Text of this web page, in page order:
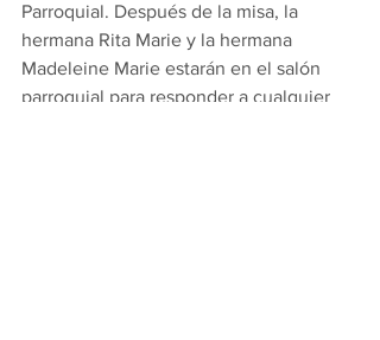
Parroquial. Después de la misa, la
hermana Rita Marie y la hermana
Madeleine Marie estarán en el salón
parroquial para responder a cualquier